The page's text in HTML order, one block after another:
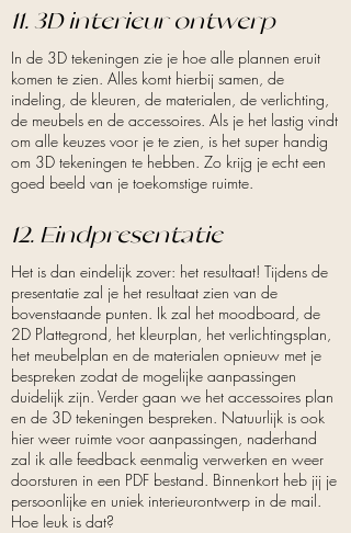
11. 3D interieur ontwerp
In de 3D tekeningen zie je hoe alle plannen eruit
komen te zien. Alles komt hierbij samen, de
indeling, de kleuren, de materialen, de verlichting,
de meubels en de accessoires. Als je het lastig vindt
om alle keuzes voor je te zien, is het super handig
om 3D tekeningen te hebben. Zo krijg je echt een
goed beeld van je toekomstige ruimte.
12. Eindpresentatie
Het is dan eindelijk zover: het resultaat! Tijdens de
presentatie zal je het resultaat zien van de
bovenstaande punten. Ik zal het moodboard, de
2D Plattegrond, het kleurplan, het verlichtingsplan,
het meubelplan en de materialen opnieuw met je
bespreken zodat de mogelijke aanpassingen
duidelijk zijn. Verder gaan we het accessoires plan
en de 3D tekeningen bespreken. Natuurlijk is ook
hier weer ruimte voor aanpassingen, naderhand
zal ik alle feedback eenmalig verwerken en weer
doorsturen in een PDF bestand. Binnenkort heb jij je
persoonlijke en uniek interieurontwerp in de mail.
Hoe leuk is dat?